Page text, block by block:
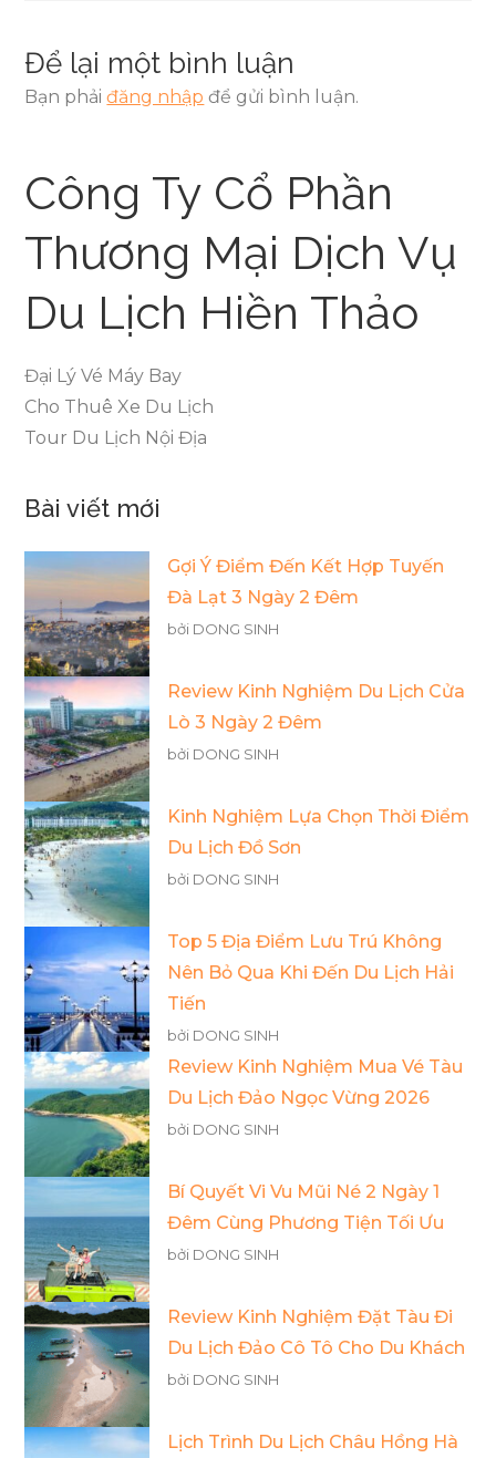
Để lại một bình luận
Bạn phảiđăng nhập để gửi bình luận.
Công Ty Cổ Phần
Thương Mại Dịch Vụ
Du Lịch Hiền Thảo
Đại Lý Vé Máy Bay
Cho Thuê Xe Du Lịch
Tour Du Lịch Nội Địa
Bài viết mới
Gợi Ý Điểm Đến Kết Hợp Tuyến
Đà Lạt 3 Ngày 2 Đêm
bởi DONG SINH
Review Kinh Nghiệm Du Lịch Cửa
Lò 3 Ngày 2 Đêm
bởi DONG SINH
Kinh Nghiệm Lựa Chọn Thời Điểm
Du Lịch Đồ Sơn
bởi DONG SINH
Top 5 Địa Điểm Lưu Trú Không
Nên Bỏ Qua Khi Đến Du Lịch Hải
Tiến
bởi DONG SINH
Review Kinh Nghiệm Mua Vé Tàu
Du Lịch Đảo Ngọc Vừng 2026
bởi DONG SINH
Bí Quyết Vi Vu Mũi Né 2 Ngày 1
Đêm Cùng Phương Tiện Tối Ưu
bởi DONG SINH
Review Kinh Nghiệm Đặt Tàu Đi
Du Lịch Đảo Cô Tô Cho Du Khách
bởi DONG SINH
Lịch Trình Du Lịch Châu Hồng Hà